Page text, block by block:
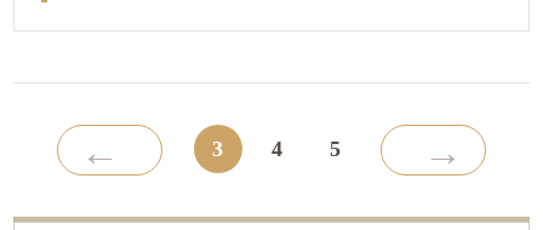
← 3 4 5 →